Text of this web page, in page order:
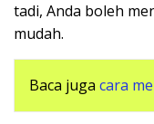
tadi, Anda boleh
mudah.
Baca juga cara